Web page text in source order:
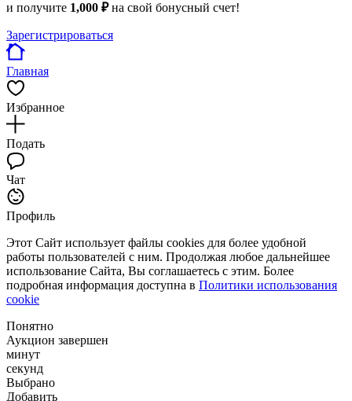
и получите 1,000 ₽на свой бонусный счет!
Зарегистрироваться
Главная
Избранное
Подать
Чат
Профиль
Этот Сайт использует файлы cookies для более удобной
работы пользователей с ним. Продолжая любое дальнейшее
использование Сайта, Вы соглашаетесь с этим. Более
подробная информация доступна в Политики использования
cookie
Понятно
Аукцион завершен
минут
секунд
Выбрано
Добавить